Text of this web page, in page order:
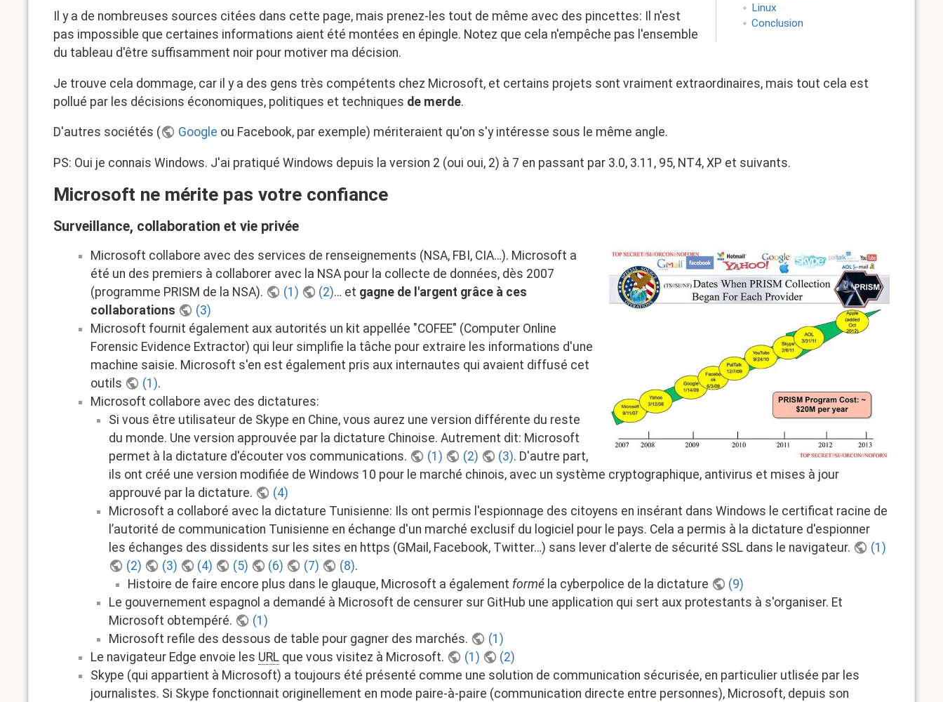
Linux
Conclusion
Il y a de nombreuses sources citées dans cette page, mais prenez-les tout de même avec des pincettes: Il n'est
pas impossible que certaines informations aient été montées en épingle. Notez que cela n'empêche pas l'ensemble
du tableau d'être suffisamment noir pour motiver ma décision.
Je trouve cela dommage, car il y a des gens très compétents chez Microsoft, et certains projets sont vraiment extraordinaires, mais tout cela est
pollué par les décisions économiques, politiques et techniques de merde.
D'autres sociétés ( Google ou Facebook, par exemple) mériteraient qu'on s'y intéresse sous le même angle.
PS: Oui je connais Windows. J'ai pratiqué Windows depuis la version 2 (oui oui, 2) à 7 en passant par 3.0, 3.11, 95, NT4, XP et suivants.
Microsoft ne mérite pas votre confiance
Surveillance, collaboration et vie privée
Microsoft collabore avec des services de renseignements (NSA, FBI, CIA…). Microsoft a
été un des premiers à collaborer avec la NSA pour la collecte de données, dès 2007
(programme PRISM de la NSA).
(1) (2)… et gagne de l'argent grâce à ces
collaborations
(3)
Microsoft fournit également aux autorités un kit appellée "COFEE" (Computer Online
Forensic Evidence Extractor) qui leur simplifie la tâche pour extraire les informations d'une
machine saisie. Microsoft s'en est également pris aux internautes qui avaient diffusé cet
outils
(1).
Microsoft collabore avec des dictatures:
Si vous être utilisateur de Skype en Chine, vous aurez une version différente du reste
du monde. Une version approuvée par la dictature Chinoise. Autrement dit: Microsoft
permet à la dictature d'écouter vos communications.
(1) (2) (3). D'autre part,
ils ont créé une version modifiée de Windows 10 pour le marché chinois, avec un système cryptographique, antivirus et mises à jour
approuvé par la dictature.
(4)
Microsoft a collaboré avec la dictature Tunisienne: Ils ont permis l'espionnage des citoyens en insérant dans Windows le certificat racine de
l’autorité de communication Tunisienne en échange d'un marché exclusif du logiciel pour le pays. Cela a permis à la dictature d'espionner
les échanges des dissidents sur les sites en https (GMail, Facebook, Twitter…) sans lever d'alerte de sécurité SSL dans le navigateur.
(1)
(2)
(3) (4) (5) (6) (7) (8).
Histoire de faire encore plus dans le glauque, Microsoft a également forméla cyberpolice de la dictature
(9)
Le gouvernement espagnol a demandé à Microsoft de censurer sur GitHub une application qui sert aux protestants à s'organiser. Et
Microsoft obtempéré.
(1)
Microsoft refile des dessous de table pour gagner des marchés.
(1)
Le navigateur Edge envoie les URLque vous visitez à Microsoft. (1)
(2)
Skype (qui appartient à Microsoft) a toujours été présenté comme une solution de communication sécurisée, en particulier utlisée par les
journalistes. Si Skype fonctionnait originellement en mode paire-à-paire (communication directe entre personnes), Microsoft, depuis son